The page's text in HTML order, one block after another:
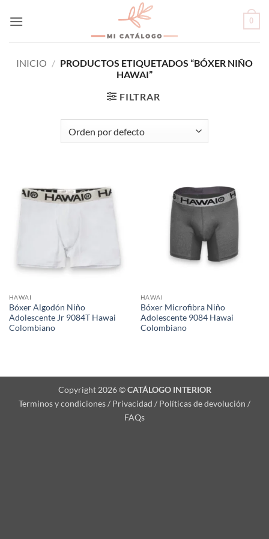
0
INICIO / PRODUCTOS ETIQUETADOS “BÓXER NIÑO
HAWAI”
FILTRAR
HAWAI
Bóxer Algodón Niño
Adolescente Jr 9084T Hawai
Colombiano
HAWAI
Bóxer Microfibra Niño
Adolescente 9084 Hawai
Colombiano
Copyright 2026 ©CATÁLOGO INTERIOR
Terminos y condiciones / Privacidad / Políticas de devolución /
FAQs